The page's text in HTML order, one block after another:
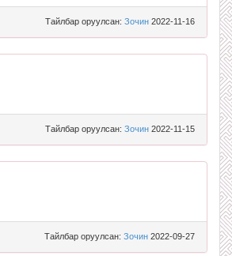
Тайлбар оруулсан: Зочин 2022-11-16
Тайлбар оруулсан: Зочин 2022-11-15
Тайлбар оруулсан: Зочин 2022-09-27